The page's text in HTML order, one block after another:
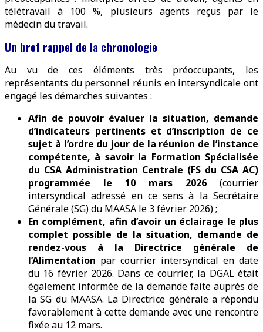
télétravail à 100 %, plusieurs agents reçus par le
médecin du travail.
Un bref rappel de la chronologie
Au vu de ces éléments très préoccupants, les
représentants du personnel réunis en intersyndicale ont
engagé les démarches suivantes :
Afin de pouvoir évaluer la situation, demande
d’indicateurs pertinents et d’inscription de ce
sujet à l’ordre du jour de la réunion de l’instance
compétente, à savoir la Formation Spécialisée
du CSA Administration Centrale (FS du CSA AC)
programmée le 10 mars 2026 (courrier
intersyndical adressé en ce sens à la Secrétaire
Générale (SG) du MAASA le 3 février 2026) ;
En complément, afin d’avoir un éclairage le plus
complet possible de la situation, demande de
rendez-vous à la Directrice générale de
l’Alimentation par courrier intersyndical en date
du 16 février 2026. Dans ce courrier, la DGAL était
également informée de la demande faite auprès de
la SG du MAASA. La Directrice générale a répondu
favorablement à cette demande avec une rencontre
fixée au 12 mars.